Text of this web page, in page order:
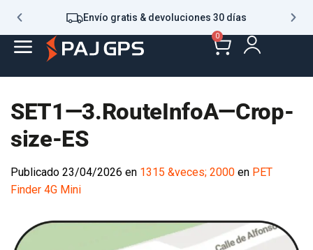
Envío gratis & devoluciones 30 días
0
SET1—3.RouteInfoA—Crop-
size-ES
Publicado 23/04/2026 en 1315 &veces; 2000 en PET
Finder 4G Mini